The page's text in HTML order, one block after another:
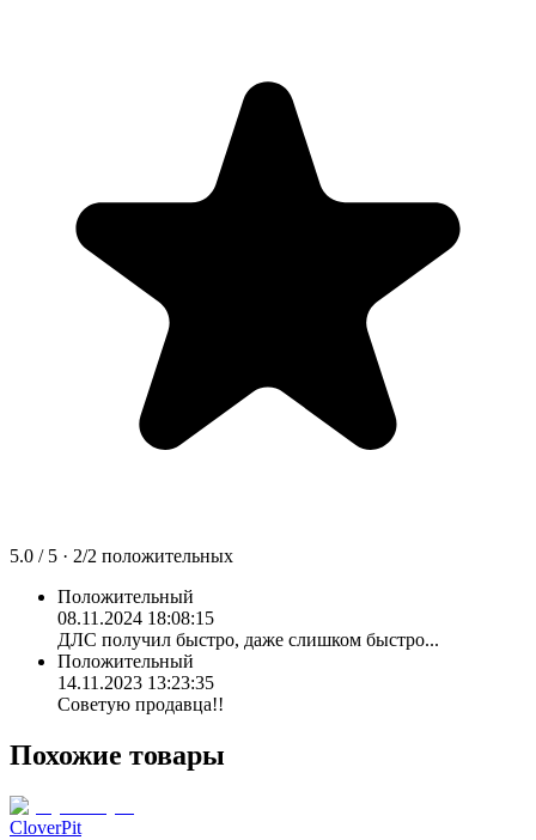
5.0 / 5 · 2/2 положительных
Положительный
08.11.2024 18:08:15
ДЛС получил быстро, даже слишком быстро...
Положительный
14.11.2023 13:23:35
Советую продавца!!
Похожие товары
CloverPit